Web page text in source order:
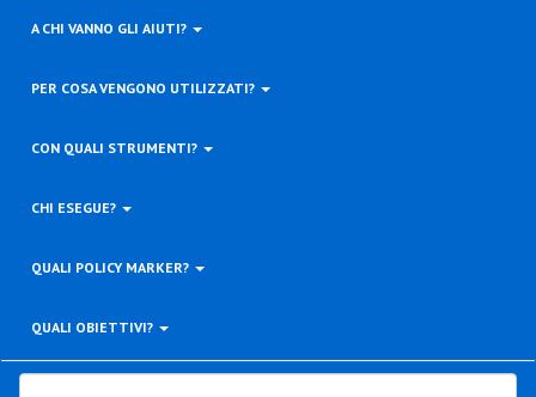
A CHI VANNO GLI AIUTI?
PER COSA VENGONO UTILIZZATI?
CON QUALI STRUMENTI?
CHI ESEGUE?
QUALI POLICY MARKER?
QUALI OBIETTIVI?